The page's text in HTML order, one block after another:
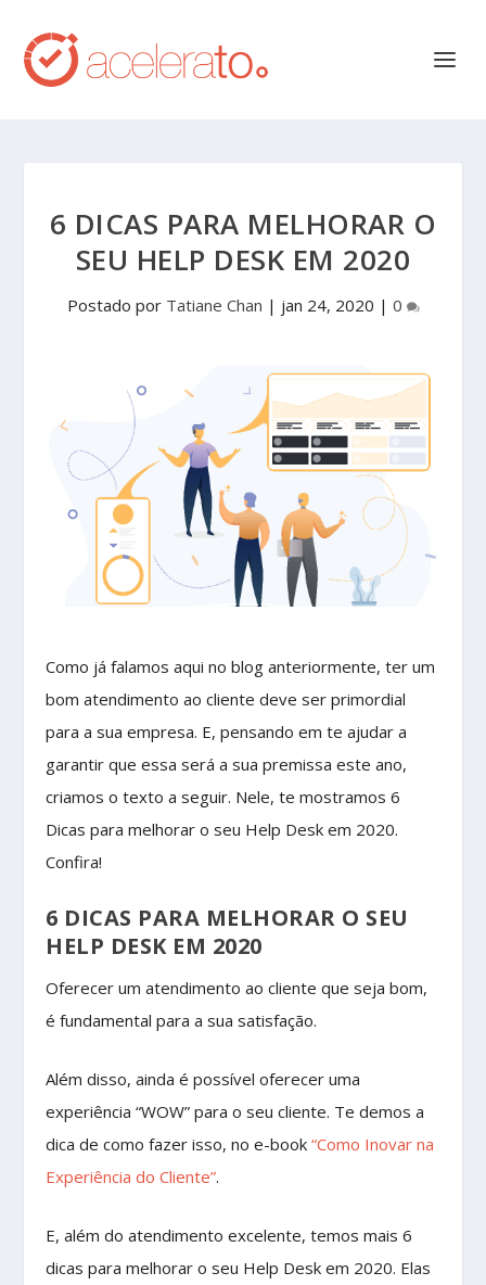
6 DICAS PARA MELHORAR O
SEU HELP DESK EM 2020
Postado por Tatiane Chan | jan 24, 2020 | 0
Como já falamos aqui no blog anteriormente, ter um
bom atendimento ao cliente deve ser primordial
para a sua empresa. E, pensando em te ajudar a
garantir que essa será a sua premissa este ano,
criamos o texto a seguir. Nele, te mostramos 6
Dicas para melhorar o seu Help Desk em 2020.
Confira!
6 DICAS PARA MELHORAR O SEU
HELP DESK EM 2020
Oferecer um atendimento ao cliente que seja bom,
é fundamental para a sua satisfação.
Além disso, ainda é possível oferecer uma
experiência “WOW” para o seu cliente. Te demos a
dica de como fazer isso, no e-book“Como Inovar na
Experiência do Cliente”.
E, além do atendimento excelente, temos mais 6
dicas para melhorar o seu Help Desk em 2020. Elas